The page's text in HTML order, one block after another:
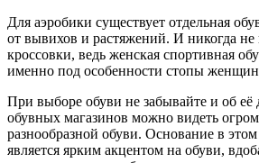
Для аэробики существует отдельная
от вывихов и растяжений. И никогда
кроссовки, ведь женская спортивная
именно под особенности стопы
При выборе обуви не забывайте и об её
обувных магазинов можно видеть
разнообразной обуви. Основание в
является ярким акцентом на обуви,